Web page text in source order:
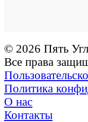
© 2026 Пять
Все права
Политика
О нас
Контакты